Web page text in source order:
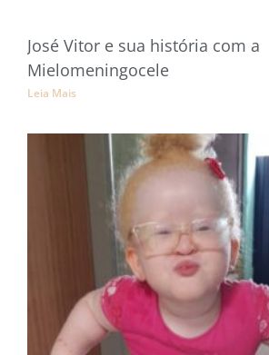
José Vitor e sua história com a
Mielomeningocele
Leia Mais